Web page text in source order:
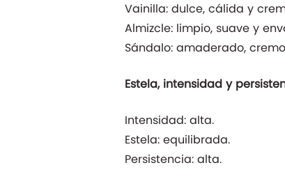
Vainilla: dulce, cálida y
Almizcle: limpio, suave y
Sándalo: amaderado,
Estela, intensidad y
Intensidad: alta.
Estela: equilibrada.
Persistencia: alta.